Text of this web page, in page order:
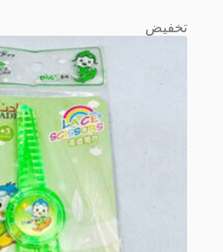
تخفيض